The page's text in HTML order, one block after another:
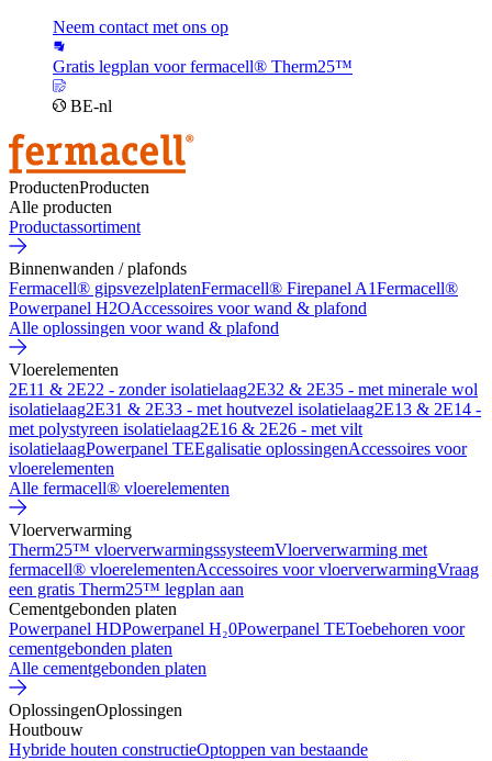
Neem contact met ons op
Gratis legplan voor fermacell® Therm25™
BE-nl
ProductenProducten
Alle producten
Productassortiment
Binnenwanden / plafonds
Fermacell® gipsvezelplatenFermacell® Firepanel A1Fermacell®
Powerpanel H2OAccessoires voor wand & plafond
Alle oplossingen voor wand & plafond
Vloerelementen
2E11 & 2E22 - zonder isolatielaag2E32 & 2E35 - met minerale wol
isolatielaag2E31 & 2E33 - met houtvezel isolatielaag2E13 & 2E14 -
met polystyreen isolatielaag2E16 & 2E26 - met vilt
isolatielaagPowerpanel TEEgalisatie oplossingenAccessoires voor
vloerelementen
Alle fermacell® vloerelementen
Vloerverwarming
Therm25™ vloerverwarmingssysteemVloerverwarming met
fermacell® vloerelementenAccessoires voor vloerverwarmingVraag
een gratis Therm25™ legplan aan
Cementgebonden platen
Powerpanel HDPowerpanel H₂0Powerpanel TEToebehoren voor
cementgebonden platen
Alle cementgebonden platen
OplossingenOplossingen
Houtbouw
Hybride houten constructieOptoppen van bestaande